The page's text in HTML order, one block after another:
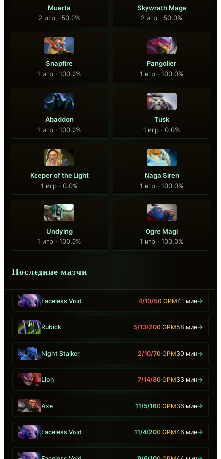
Muerta
2 игр · 50.0%
Skywrath Mage
2 игр · 50.0%
Snapfire
1 игр · 100.0%
Pangolier
1 игр · 100.0%
Abaddon
1 игр · 100.0%
Tusk
1 игр · 0.0%
Keeper of the Light
1 игр · 0.0%
Naga Siren
1 игр · 100.0%
Undying
1 игр · 100.0%
Ogre Magi
1 игр · 100.0%
Последние матчи
Faceless Void 4/10/50 GPM41 мин→
Rubick 5/13/200 GPM58 мин→
Night Stalker 2/10/70 GPM30 мин→
Lion 7/14/80 GPM33 мин→
Axe 11/5/160 GPM36 мин→
Faceless Void 11/4/200 GPM46 мин→